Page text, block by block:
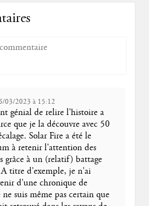
03/2023 à 15:12
génial de relire l'histoire a
que je la découvre avec 50
Solar Fire a été le
à retenir l'attention des
grâce à un (relatif) battage
titre d'exemple, je n'ai
d'une chronique de
suis même pas certain que